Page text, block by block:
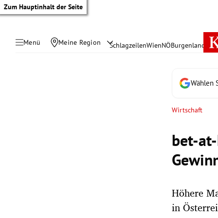
Zum Hauptinhalt der Seite
Menü Meine Region SchlagzeilenWienNÖBurgenland
Wählen
Wirtschaft
bet-
Höhere
in